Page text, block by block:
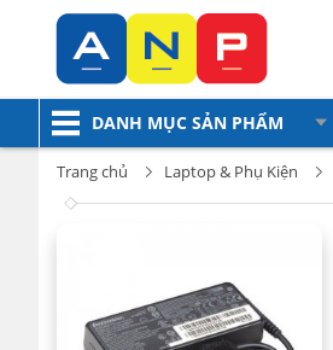
DANH MỤC SẢN PHẨM
Trang chủ Laptop & Phụ Kiện